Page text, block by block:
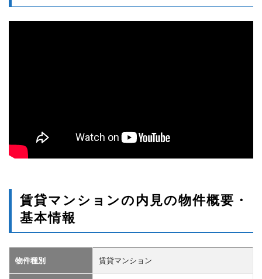
賃貸マンションの内見の物件概要・
基本情報
物件種別 賃貸マンション